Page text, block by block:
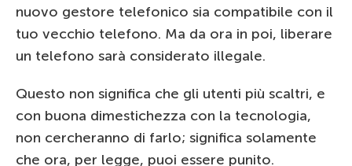
nuovo gestore telefonico sia compatibile con il
tuo vecchio telefono. Ma da ora in poi, liberare
un telefono sarà considerato illegale.
Questo non significa che gli utenti più scaltri, e
con buona dimestichezza con la tecnologia,
non cercheranno di farlo; significa solamente
che ora, per legge, puoi essere punito.